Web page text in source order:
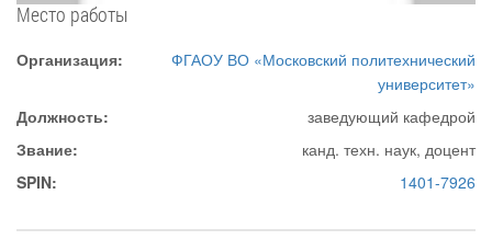
Место работы
Организация:
ФГАОУ ВО «Московский политехнический
университет»
Должность:
заведующий кафедрой
Звание:
канд. техн. наук, доцент
SPIN:
1401-7926